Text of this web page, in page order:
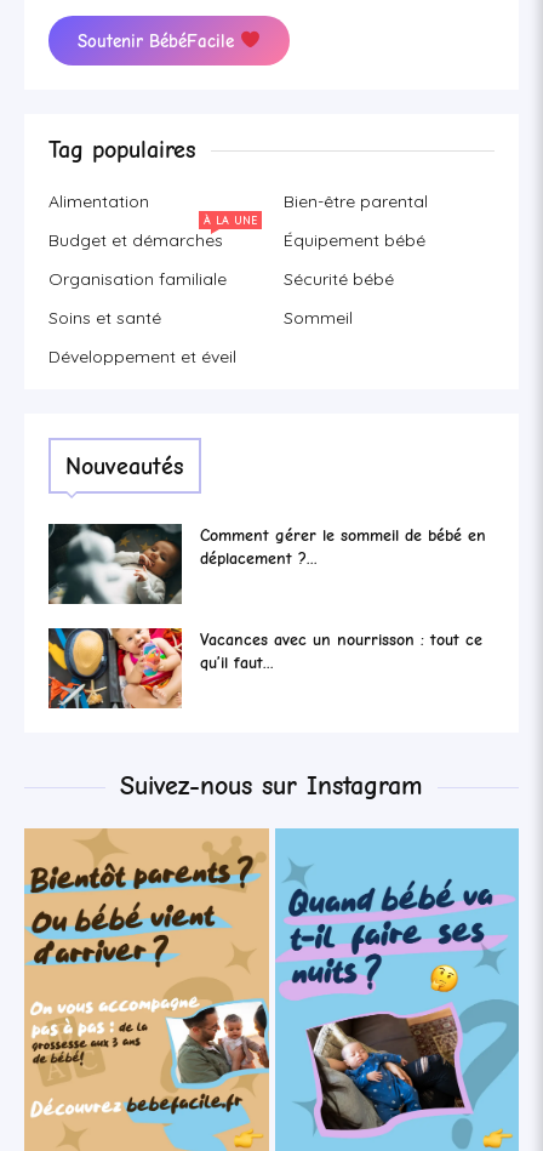
Soutenir BébéFacile
Tag populaires
Alimentation
Bien-être parental
Budget et démarches
À LA UNE
Équipement bébé
Organisation familiale
Sécurité bébé
Soins et santé
Sommeil
Développement et éveil
Nouveautés
Comment gérer le sommeil de bébé en
déplacement ?...
Vacances avec un nourrisson : tout ce
qu’il faut...
Suivez-nous sur Instagram